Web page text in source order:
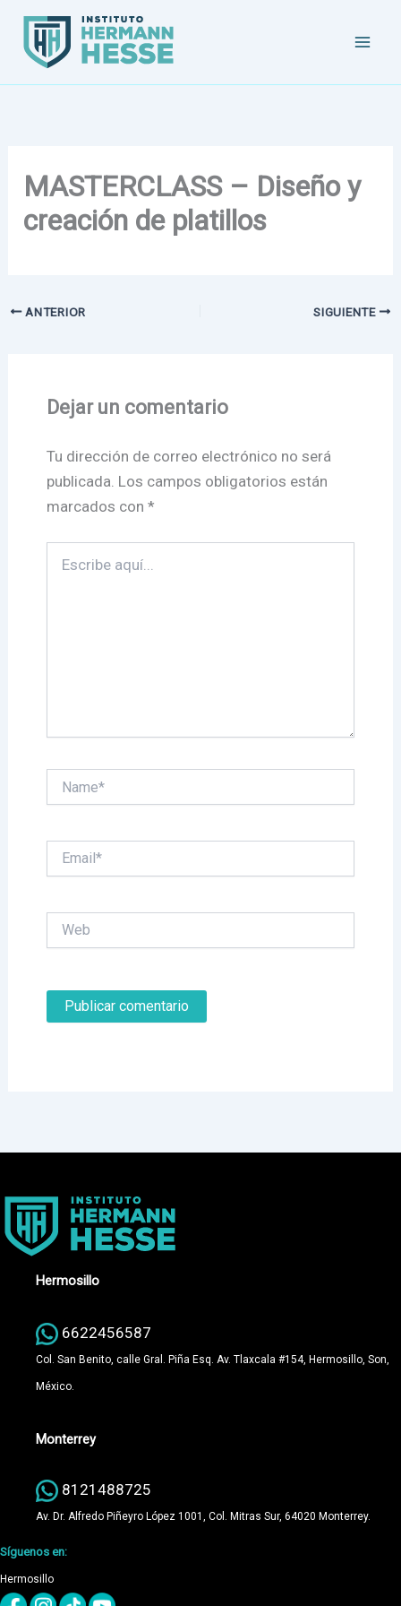
contenido
MASTERCLASS – Diseño y
creación de platillos
ANTERIOR SIGUIENTE
Dejar un comentario
Tu dirección de correo electrónico no será
publicada. Los campos obligatorios están
marcados con *
aquí...
Hermosillo
6622456587
Col. San Benito, calle Gral. Piña Esq. Av. Tlaxcala #154, Hermosillo, Son,
México.
Monterrey
8121488725
Av. Dr. Alfredo Piñeyro López 1001, Col. Mitras Sur, 64020 Monterrey.
Síguenos en:
Hermosillo